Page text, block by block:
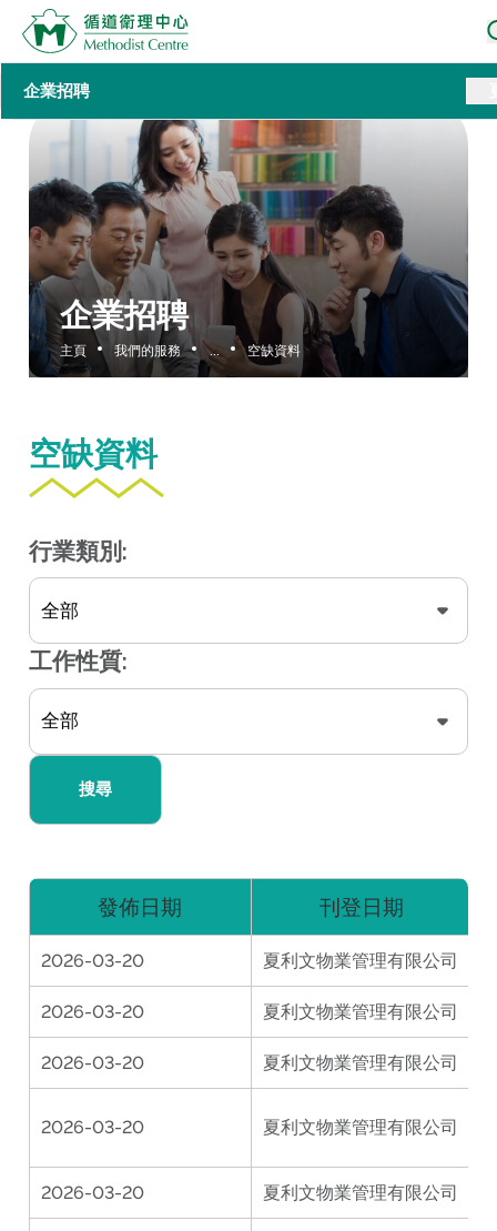
企業招聘
主頁 我們的服務 ... 空缺資料
企業招聘
空缺資料
行業類別:
工作性質:
搜尋
發佈日期 刊登日期
2026-03-20 夏利文物業管理有限公司
2026-03-20 夏利文物業管理有限公司
2026-03-20 夏利文物業管理有限公司
2026-03-20 夏利文物業管理有限公司
2026-03-20 夏利文物業管理有限公司